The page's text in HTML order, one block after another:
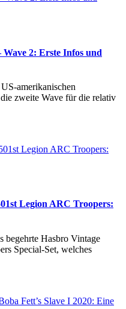
Wave 2: Erste Infos und
amerikanischen
zweite Wave für die relativ
Legion ARC Troopers:
begehrte Hasbro Vintage
Special-Set, welches